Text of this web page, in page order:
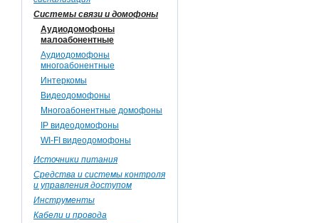
Системы связи и домофоны
Аудиодомофоны
малоабонентные
Аудиодомофоны
многоабонентные
Интеркомы
Видеодомофоны
Многоабонентные домофоны
IP видеодомофоны
WI-FI видеодомофоны
Источники питания
Средства и системы контроля
и управления доступом
Инструменты
Кабели и провода